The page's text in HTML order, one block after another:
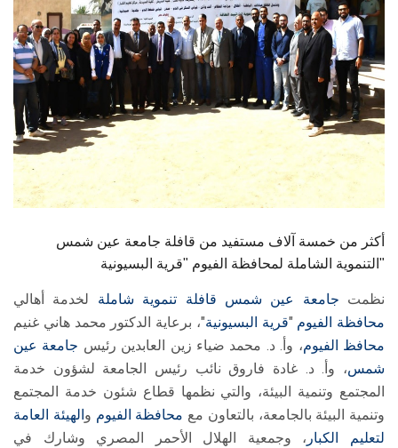
الدراسات العليا
الخريجين
الموظفون
الزائـرون
أكثر من خمسة آلاف مستفيد من قافلة جامعة عين شمس
التنموية الشاملة لمحافظة الفيوم "قرية البسيونية"
نظمت جامعة عين شمس قافلة تنموية شاملة لخدمة أهالي
محافظة الفيوم "قرية البسيونية"، برعاية الدكتور محمد هاني غنيم
محافظ الفيوم، وأ. د. محمد ضياء زين العابدين رئيس جامعة عين
شمس، وأ. د. غادة فاروق نائب رئيس الجامعة لشؤون خدمة
المجتمع وتنمية البيئة، والتي نظمها قطاع شئون خدمة المجتمع
وتنمية البيئة بالجامعة، بالتعاون مع محافظة الفيوم و الهيئة العامة
لتعليم الكبار ، وجمعية الهلال الأحمر المصري وشارك في